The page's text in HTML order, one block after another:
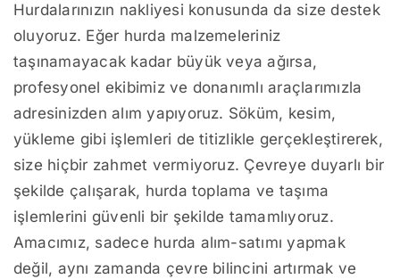
Hurdalarınızın nakliyesi konusunda da size destek
oluyoruz. Eğer hurda malzemeleriniz
taşınamayacak kadar büyük veya ağırsa,
profesyonel ekibimiz ve donanımlı araçlarımızla
adresinizden alım yapıyoruz. Söküm, kesim,
yükleme gibi işlemleri de titizlikle gerçekleştirerek,
size hiçbir zahmet vermiyoruz. Çevreye duyarlı bir
şekilde çalışarak, hurda toplama ve taşıma
işlemlerini güvenli bir şekilde tamamlıyoruz.
Amacımız, sadece hurda alım-satımı yapmak
değil, aynı zamanda çevre bilincini artırmak ve